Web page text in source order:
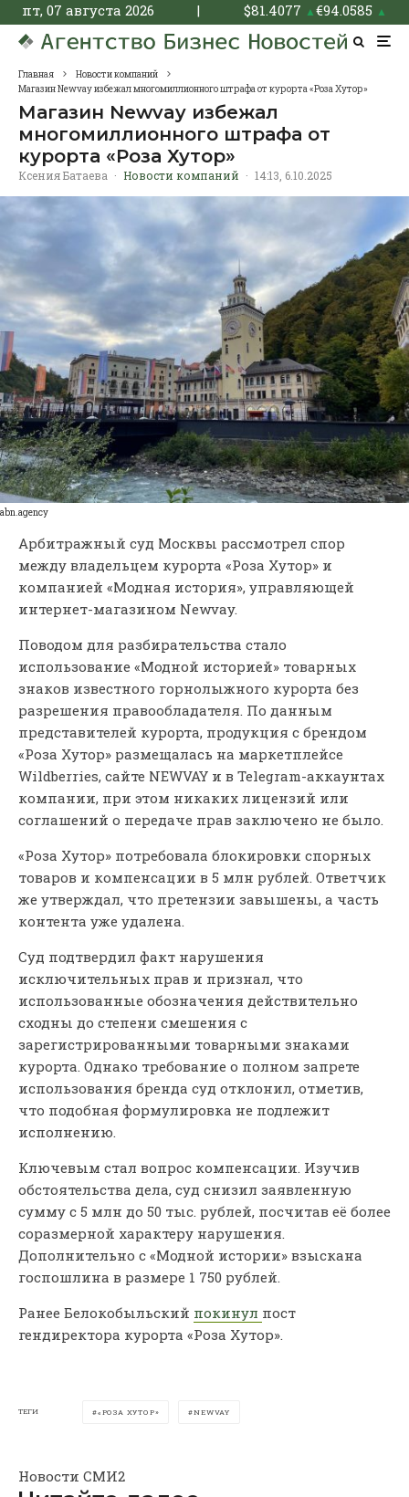
пт, 07 августа 2026 | $81.4077 ▲€94.0585 ▲
Главная
Новости компаний
Магазин Newvay избежал многомиллионного штрафа от курорта «Роза Хутор»
Магазин Newvay избежал
многомиллионного штрафа от
курорта «Роза Хутор»
Ксения Батаева · Новости компаний · 14:13, 6.10.2025
abn.agency
Арбитражный суд Москвы рассмотрел спор
между владельцем курорта «Роза Хутор» и
компанией «Модная история», управляющей
интернет-магазином Newvay.
Поводом для разбирательства стало
использование «Модной историей» товарных
знаков известного горнолыжного курорта без
разрешения правообладателя. По данным
представителей курорта, продукция с брендом
«Роза Хутор» размещалась на маркетплейсе
Wildberries, сайте NEWVAY и в Telegram-аккаунтах
компании, при этом никаких лицензий или
соглашений о передаче прав заключено не было.
«Роза Хутор» потребовала блокировки спорных
товаров и компенсации в 5 млн рублей. Ответчик
же утверждал, что претензии завышены, а часть
контента уже удалена.
Суд подтвердил факт нарушения
исключительных прав и признал, что
использованные обозначения действительно
сходны до степени смешения с
зарегистрированными товарными знаками
курорта. Однако требование о полном запрете
использования бренда суд отклонил, отметив,
что подобная формулировка не подлежит
исполнению.
Ключевым стал вопрос компенсации. Изучив
обстоятельства дела, суд снизил заявленную
сумму с 5 млн до 50 тыс. рублей, посчитав её более
соразмерной характеру нарушения.
Дополнительно с «Модной истории» взыскана
госпошлина в размере 1 750 рублей.
Ранее Белокобыльский покинул пост
гендиректора курорта «Роза Хутор».
ТЕГИ «РОЗА ХУТОР» NEWVAY
Новости СМИ2